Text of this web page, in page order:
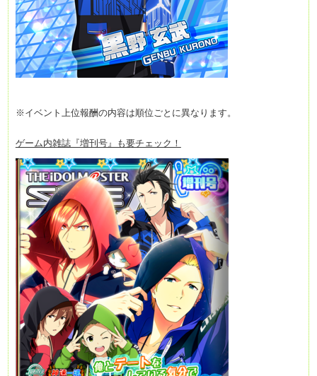
※イベント上位報酬の内容は順位ごとに異なります。
ゲーム内雑誌『増刊号』も要チェック！